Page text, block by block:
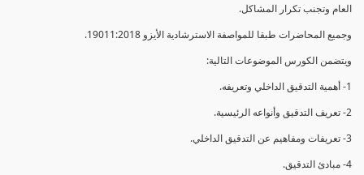
العام وتجنب تكرار المشاكل.
وجميع المحاضرات طبقا للمواصفة الاسترشادية الأيزو 19011:2018.
ويتضمن الكورس الموضوعات التالية:
1- أهمية التدقيق الداخلي وتعريفه.
2- تعريف التدقيق وأنواعه الرئيسية.
3- تعريفات ومفاهيم عن التدقيق الداخلي.
4- مبادئ التدقيق.